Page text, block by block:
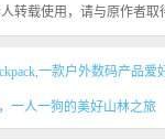
转载使用，请与原作者取
一款户外数码产品
一人一狗的美好山林之旅